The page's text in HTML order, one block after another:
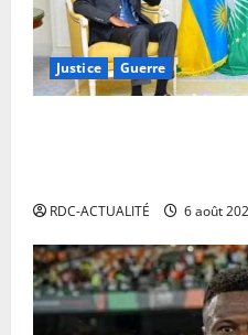
Justice Guerre
RDC-ACTUALITÉ 6 août